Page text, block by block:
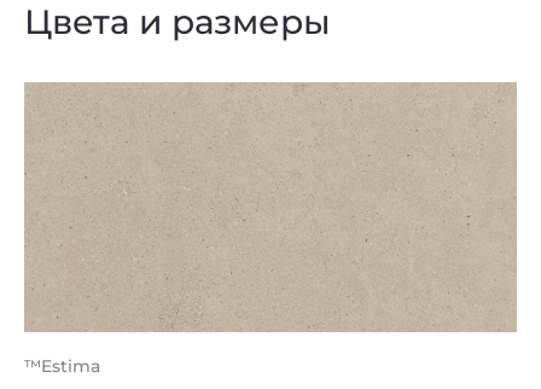
Цвета и размеры
™Estima